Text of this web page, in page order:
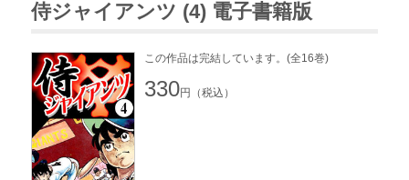
侍ジャイアンツ (4) 電子書籍版
この作品は完結しています。(全16巻)
330円（税込）